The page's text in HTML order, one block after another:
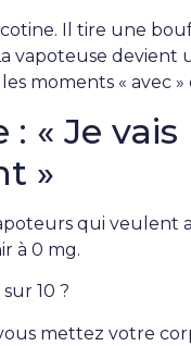
Il tire une
vapoteuse devient
moments « avec »
« Je
»
qui veulent
à 0 mg.
10 ?
mettez votre